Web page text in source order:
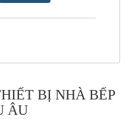
BỊ NHÀ BẾP
ÂU